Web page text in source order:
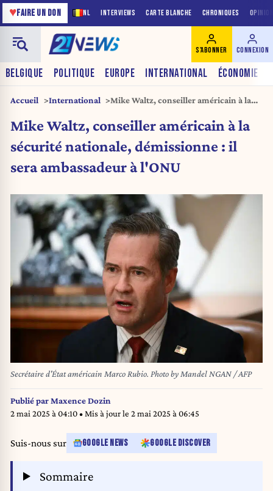
NL INTERVIEWS CARTE BLANCHE CHRONIQUES
♥FAIRE UN DON
BELGIQUE POLITIQUE EUROPE INTERNATIONAL ÉCONOMIE
S'ABONNER CONNEXION
Accueil International
Mike Waltz, conseiller américain à la
ambassadeur à l’ONU
Mike Waltz, conseiller américain à la
sécurité nationale, démissionne : il
sera ambassadeur à l'ONU
Secrétaire d'État américain Marco Rubio. Photo by Mandel NGAN / AFP
Publié parMaxence Dozin
2 mai 2025 à 04:10• Mis à jour le 2 mai 2025 à 06:45
Suis-nous sur GOOGLE NEWS GOOGLE DISCOVER
Sommaire